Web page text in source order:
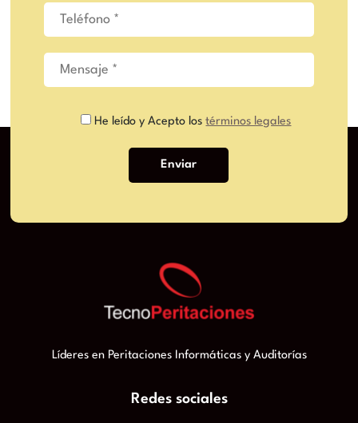
He leído y Acepto lostérminos legales
Líderes en Peritaciones Informáticas y Auditorías
Redes sociales